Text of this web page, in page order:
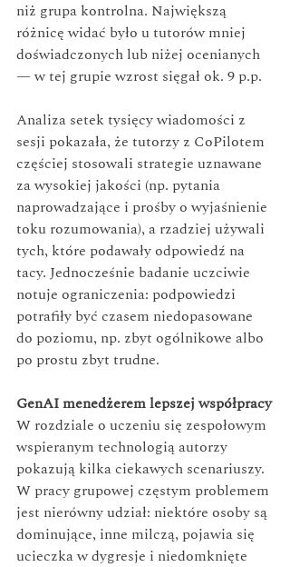
niż grupa kontrolna. Największą
różnicę widać było u tutorów mniej
doświadczonych lub niżej ocenianych
— w tej grupie wzrost sięgał ok. 9 p.p.
Analiza setek tysięcy wiadomości z
sesji pokazała, że tutorzy z CoPilotem
częściej stosowali strategie uznawane
za wysokiej jakości (np. pytania
naprowadzające i prośby o wyjaśnienie
toku rozumowania), a rzadziej używali
tych, które podawały odpowiedź na
tacy. Jednocześnie badanie uczciwie
notuje ograniczenia: podpowiedzi
potrafiły być czasem niedopasowane
do poziomu, np. zbyt ogólnikowe albo
po prostu zbyt trudne.
GenAI menedżerem lepszej współpracy
W rozdziale o uczeniu się zespołowym
wspieranym technologią autorzy
pokazują kilka ciekawych scenariuszy.
W pracy grupowej częstym problemem
jest nierówny udział: niektóre osoby są
dominujące, inne milczą, pojawia się
ucieczka w dygresje i niedomknięte